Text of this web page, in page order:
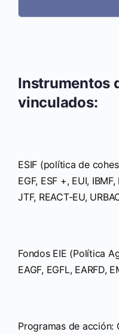
Instrumentos
vinculados:
ESIF (política de
EGF, ESF +, EUI,
JTF, REACT-EU,
Fondos EIE (Política
EAGF, EGFL, EARFD,
Programas de acción: